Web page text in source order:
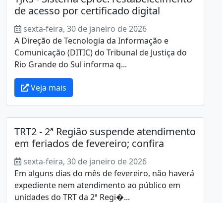
de acesso por certificado digital
sexta-feira, 30 de janeiro de 2026
A Direção de Tecnologia da Informação e
Comunicação (DITIC) do Tribunal de Justiça do
Rio Grande do Sul informa q...
Veja mais
TRT2 - 2ª Região suspende atendimento
em feriados de fevereiro; confira
sexta-feira, 30 de janeiro de 2026
Em alguns dias do mês de fevereiro, não haverá
expediente nem atendimento ao público em
unidades do TRT da 2ª Regi�...